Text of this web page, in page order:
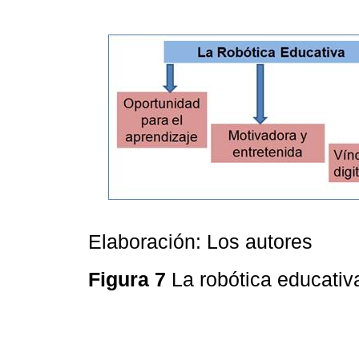
Elaboración: Los autores
Figura 7 La robótica